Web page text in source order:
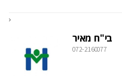
בי"ח מאיר
072-2160077